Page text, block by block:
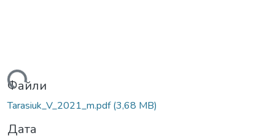
Файли
Tarasiuk_V_2021_m.pdf(3,68 MB)
Дата